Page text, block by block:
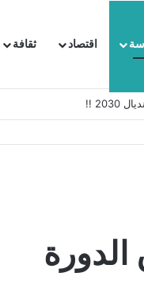
اقتصاد ثقافة
شديد اللهجة !!
الدورة